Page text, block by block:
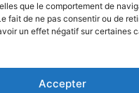
que le comportement de
fait de ne pas consentir ou de
un effet négatif sur certaines
Accepter
experts et collaborateurs